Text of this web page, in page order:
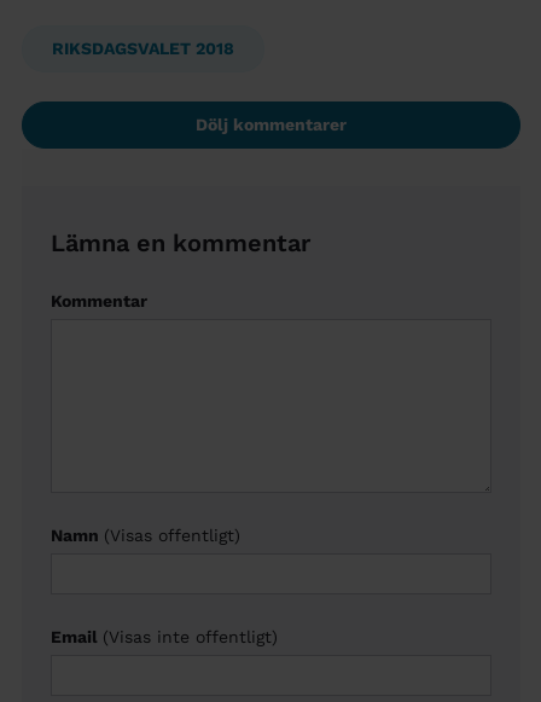
RIKSDAGSVALET 2018
Dölj kommentarer
Lämna en kommentar
Kommentar
Namn (Visas offentligt)
Email (Visas inte offentligt)